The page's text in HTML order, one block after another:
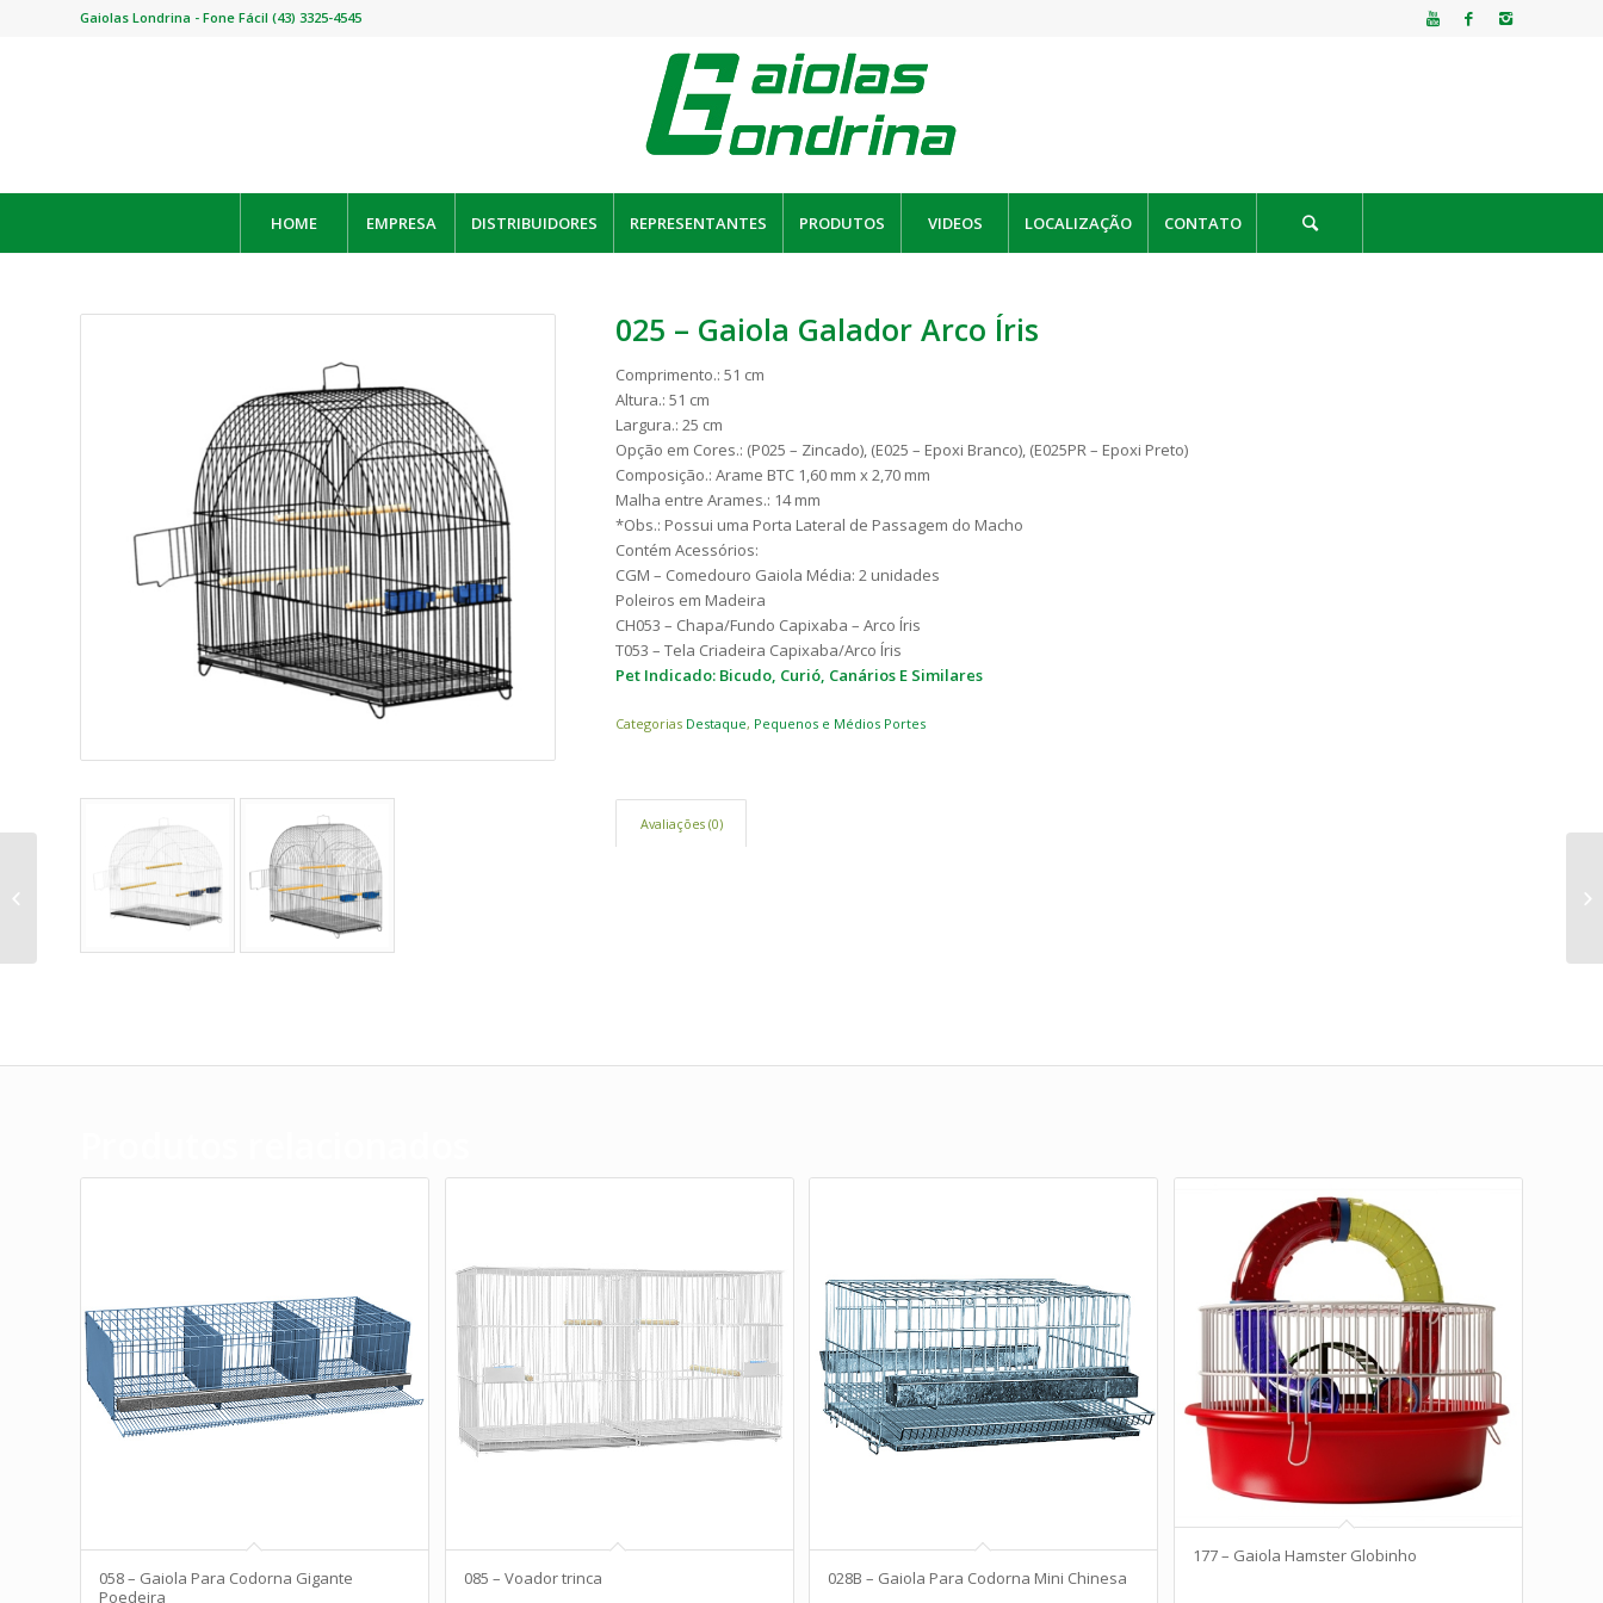
Gaiolas Londrina - Fone Fácil (43) 3325-4545
HOME EMPRESA DISTRIBUIDORES REPRESENTANTES PRODUTOS VIDEOS LOCALIZAÇÃO CONTATO
025 – Gaiola Galador Arco Íris
Comprimento.: 51 cm
Altura.: 51 cm
Largura.: 25 cm
Opção em Cores.: (P025 – Zincado), (E025 – Epoxi Branco), (E025PR – Epoxi Preto)
Composição.: Arame BTC 1,60 mm x 2,70 mm
Malha entre Arames.: 14 mm
*Obs.: Possui uma Porta Lateral de Passagem do Macho
Contém Acessórios:
CGM – Comedouro Gaiola Média: 2 unidades
Poleiros em Madeira
CH053 – Chapa/Fundo Capixaba – Arco Íris
T053 – Tela Criadeira Capixaba/Arco Íris
Pet Indicado: Bicudo, Curió, Canários E Similares
Categorias Destaque, Pequenos e Médios Portes
Avaliações (0)
058 – Gaiola Para Codorna Gigante
Poedeira
085 – Voador trinca 028B – Gaiola Para Codorna Mini Chinesa
177 – Gaiola Hamster Globinho
176 – Gaiola Hamster
Super Cubo